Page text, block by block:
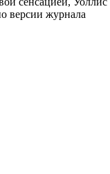
версии журнала